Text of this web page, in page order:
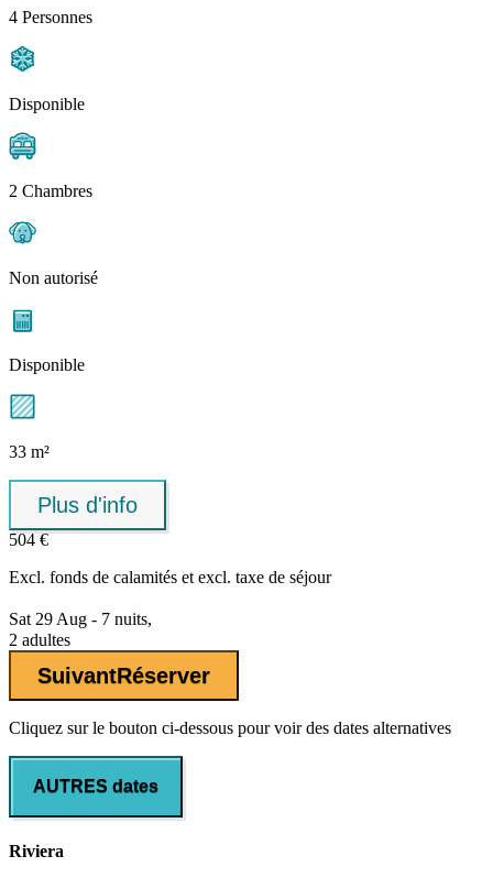
4 Personnes
Disponible
2 Chambres
Non autorisé
Disponible
33 m²
Plus d'info
504 €
Excl. fonds de calamités et excl. taxe de séjour
Sat 29 Aug - 7 nuits,
2 adultes
SuivantRéserver
Cliquez sur le bouton ci-dessous pour voir des dates alternatives
AUTRES dates
Riviera